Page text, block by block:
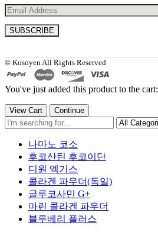
© Kosoyen All Rights Reserved
You've just added this product to the cart:
View Cart Continue
나마노 코소
후코산틴 후코이단
디원 엑기스
콜라겐 파우더(독일)
글루코사민 G+
마린 콜라겐 파우더
블루베리 플러스